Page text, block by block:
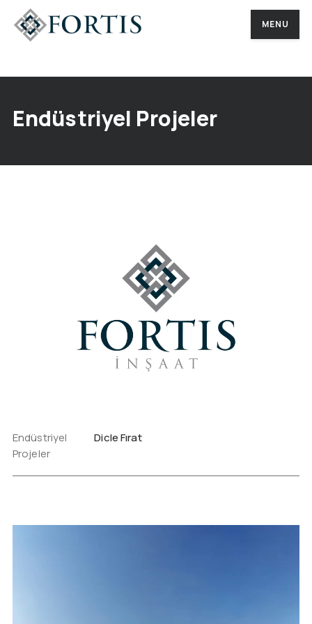
MENU
MENU
Endüstriyel Projeler
Endüstriyel
Projeler
Dicle Fırat